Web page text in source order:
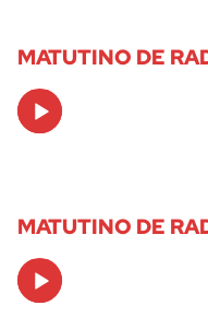
MATUTINO DE
Audio
Player
MATUTINO DE
Audio
Player